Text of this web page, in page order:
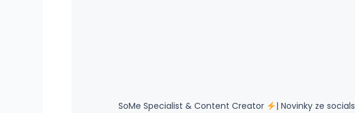
SoMe Specialist & Content Creator | Novinky ze socials